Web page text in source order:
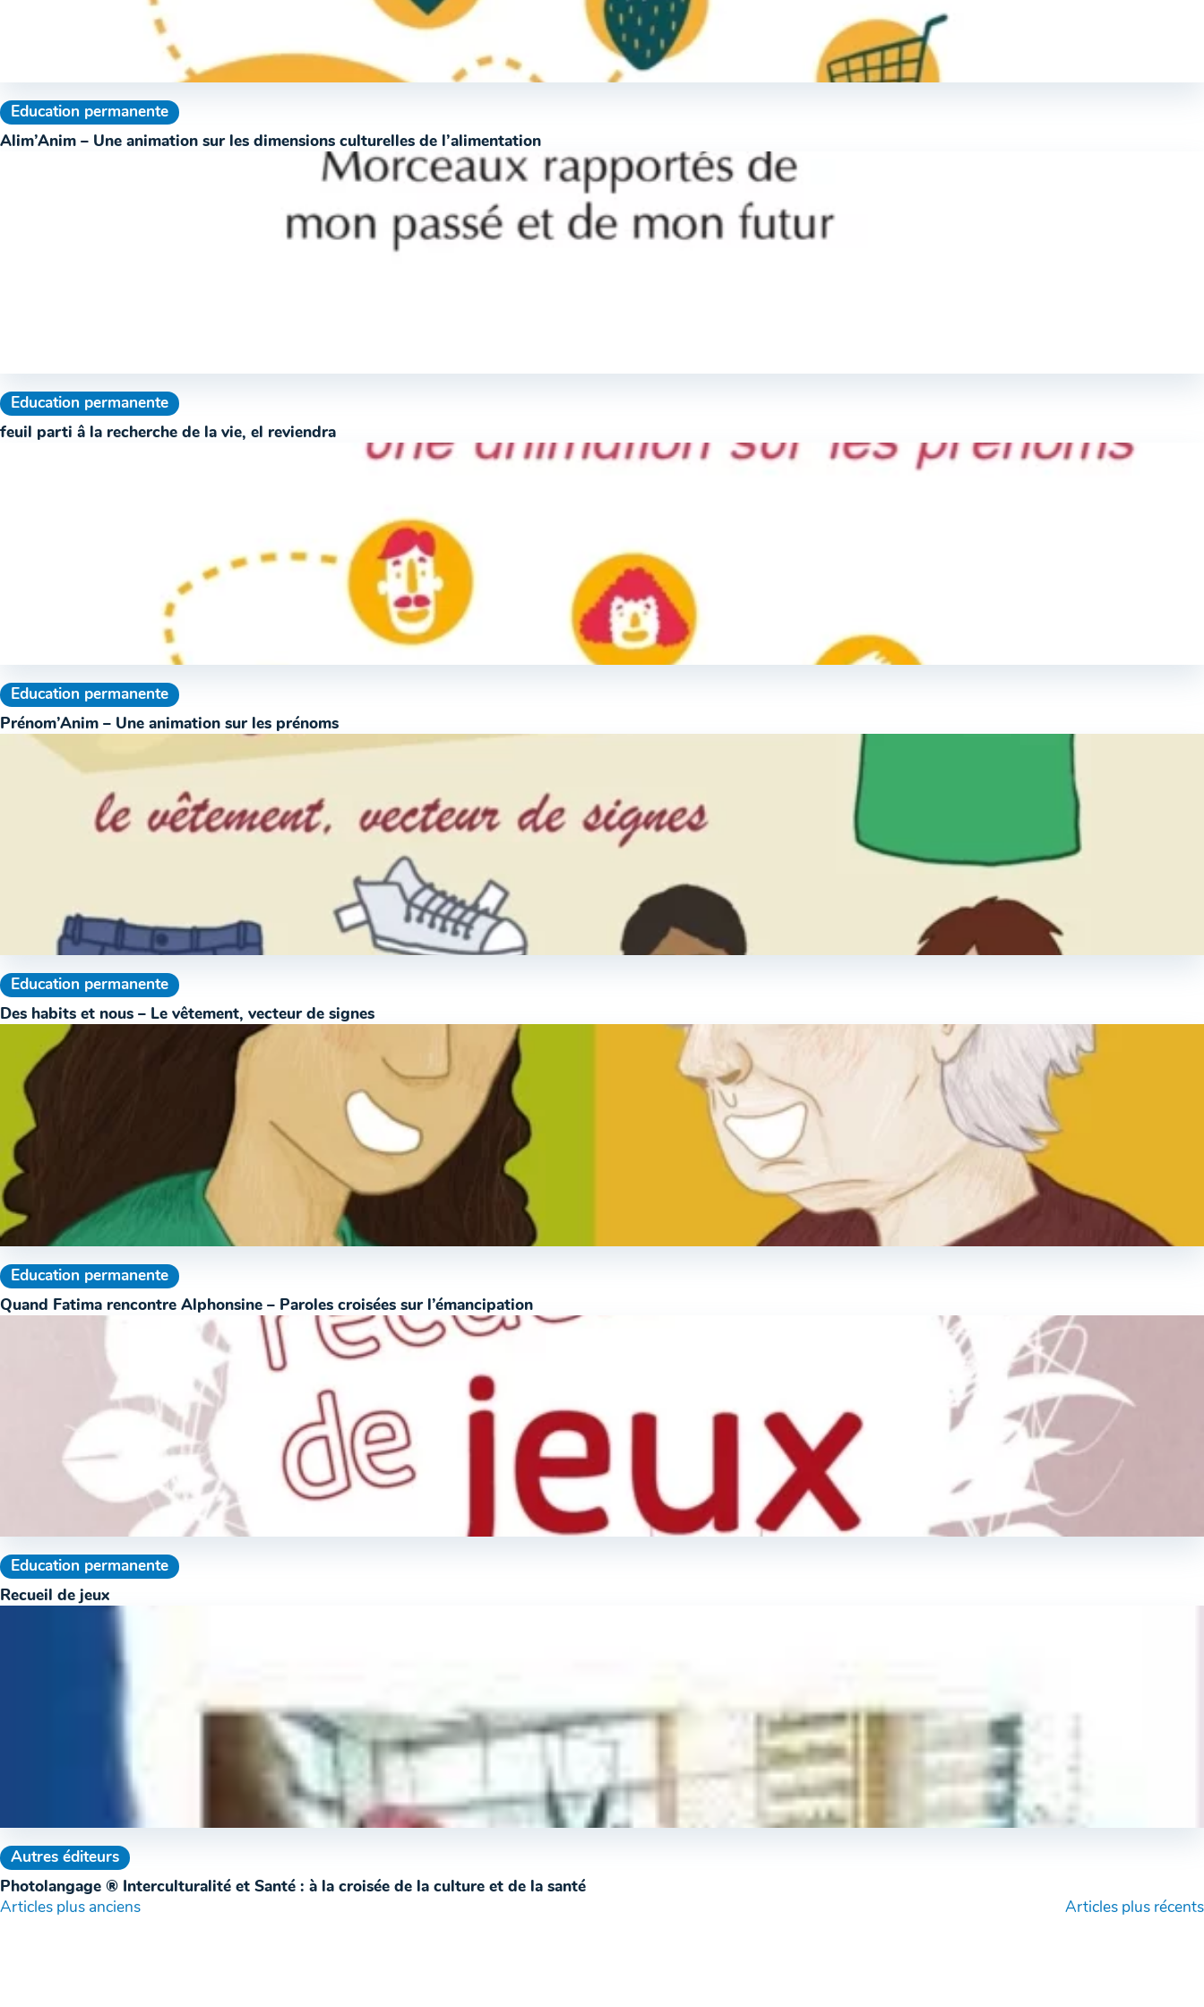
Education permanente
Alim’Anim – Une animation sur les dimensions culturelles de l’alimentation
Education permanente
feuil parti â la recherche de la vie, el reviendra
Education permanente
Prénom’Anim – Une animation sur les prénoms
Education permanente
Des habits et nous – Le vêtement, vecteur de signes
Education permanente
Quand Fatima rencontre Alphonsine – Paroles croisées sur l’émancipation
Education permanente
Recueil de jeux
Autres éditeurs
Photolangage ® Interculturalité et Santé : à la croisée de la culture et de la santé
Navigation
Articles plus anciens Articles plus récents